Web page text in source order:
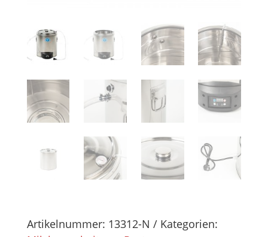
Artikelnummer: 13312-N
Kategorien: